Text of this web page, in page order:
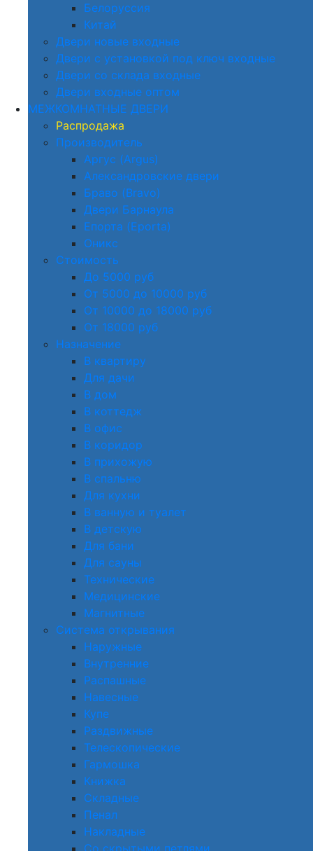
Белоруссия
Китай
Двери новые входные
Двери с установкой под ключ входные
Двери со склада входные
Двери входные оптом
МЕЖКОМНАТНЫЕ ДВЕРИ
Распродажа
Производитель
Аргус (Argus)
Александровские двери
Браво (Bravo)
Двери Барнаула
Епорта (Eporta)
Оникс
Стоимость
До 5000 руб
От 5000 до 10000 руб
От 10000 до 18000 руб
От 18000 руб
Назначение
В квартиру
Для дачи
В дом
В коттедж
В офис
В коридор
В прихожую
В спальню
Для кухни
В ванную и туалет
В детскую
Для бани
Для сауны
Технические
Медицинские
Магнитные
Система открывания
Наружные
Внутренние
Распашные
Навесные
Купе
Раздвижные
Телескопические
Гармошка
Книжка
Складные
Пенал
Накладные
Со скрытыми петлями